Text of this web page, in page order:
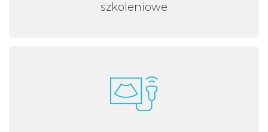
szkoleniowe